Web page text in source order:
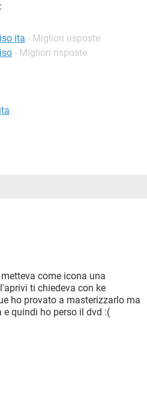
ita - Migliori risposte
- Migliori risposte
come icona una
ti chiedeva con ke
ho provato a masterizzarlo ma
quindi ho perso il dvd :(